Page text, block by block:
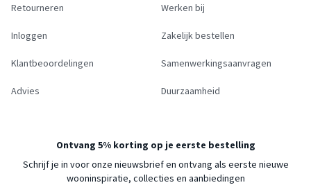
Retourneren
Inloggen
Klantbeoordelingen
Advies
Werken bij
Zakelijk bestellen
Samenwerkingsaanvragen
Duurzaamheid
Ontvang 5% korting op je eerste bestelling
Schrijf je in voor onze nieuwsbrief en ontvang als eerste nieuwe
wooninspiratie, collecties en aanbiedingen